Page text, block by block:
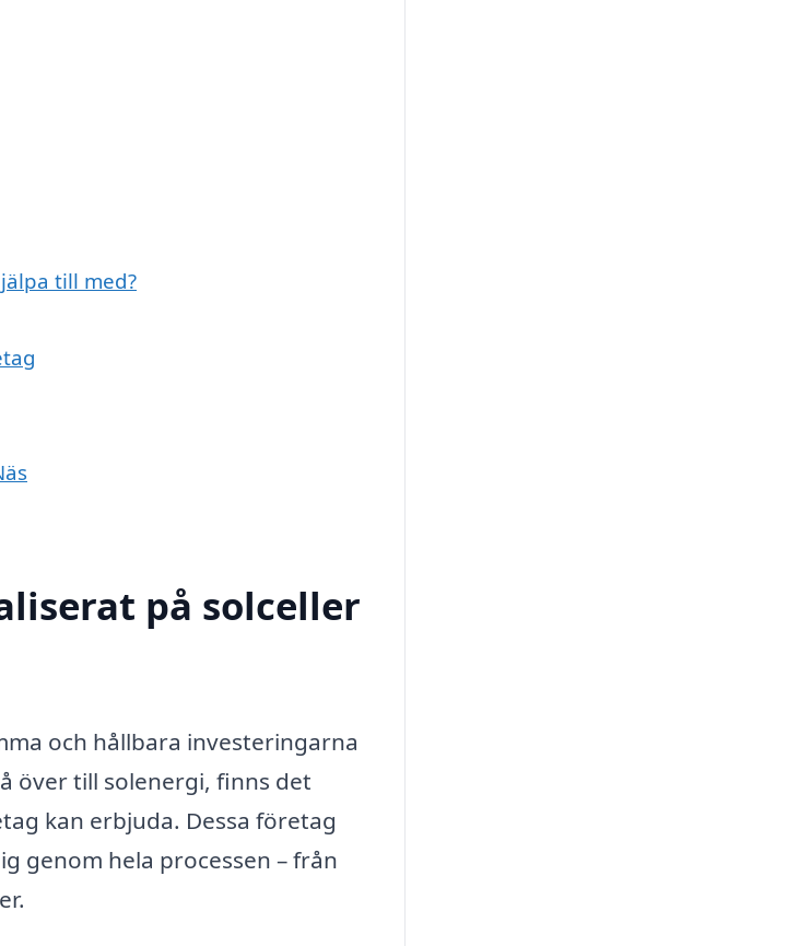
till med?
på solceller
och hållbara investeringarna
över till solenergi, finns det
kan erbjuda. Dessa företag
genom hela processen – från